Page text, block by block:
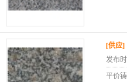
[供应]
发布
平价